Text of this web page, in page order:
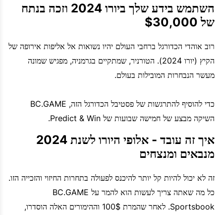
השתמש בידע שלך ביורו 2024 וזכה בנתח
של $30,000
רוב אוהדי הכדורגל ברחבי העולם יהיו נשואות אל אליפות אירופה של
הקיץ (יורו 2024). הטורניר, שמתקיים בגרמניה, מפגיש שמונה
מעשר הנבחרות המובילות בעולם.
כדי להוסיף להתרגשות של פסטיבל הכדורגל הזה, BC.GAME
השיקה מבצע של חמישה שבועות של Predict & Win.
איך זה עובד - אלופי היורו לשנת 2024
מנבאים ומנצחים
זה לא יכול להיות קל יותר להיכנס לפעולה בתחרות החיזוי והזכייה הזו.
כל מה שאתה צריך לעשות הוא להמר על BC.GAME
Sportsbook. לאחר שהמרת 100$ וההימורים האלה הוסדרו,